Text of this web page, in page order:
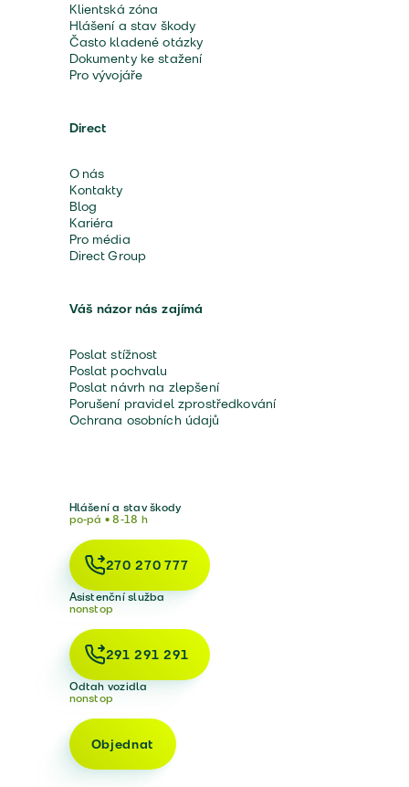
Klientská zóna
Hlášení a stav škody
Často kladené otázky
Dokumenty ke stažení
Pro vývojáře
Direct
O nás
Kontakty
Blog
Kariéra
Pro média
Direct Group
Váš názor nás zajímá
Poslat stížnost
Poslat pochvalu
Poslat návrh na zlepšení
Porušení pravidel zprostředkování
Ochrana osobních údajů
Hlášení a stav škody
po-pá • 8-18 h
270 270 777
Asistenční služba
nonstop
291 291 291
Odtah vozidla
nonstop
Objednat